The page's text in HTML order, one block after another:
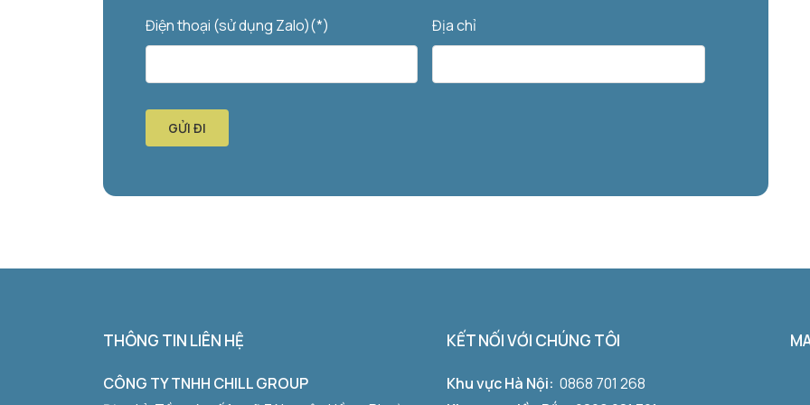
Điện thoại (sử dụng Zalo)(*) Địa chỉ
GỬI ĐI
THÔNG TIN LIÊN HỆ
CÔNG TY TNHH CHILL GROUP
KẾT NỐI VỚI CHÚNG TÔI
Khu vực Hà Nội: 0868 701 268